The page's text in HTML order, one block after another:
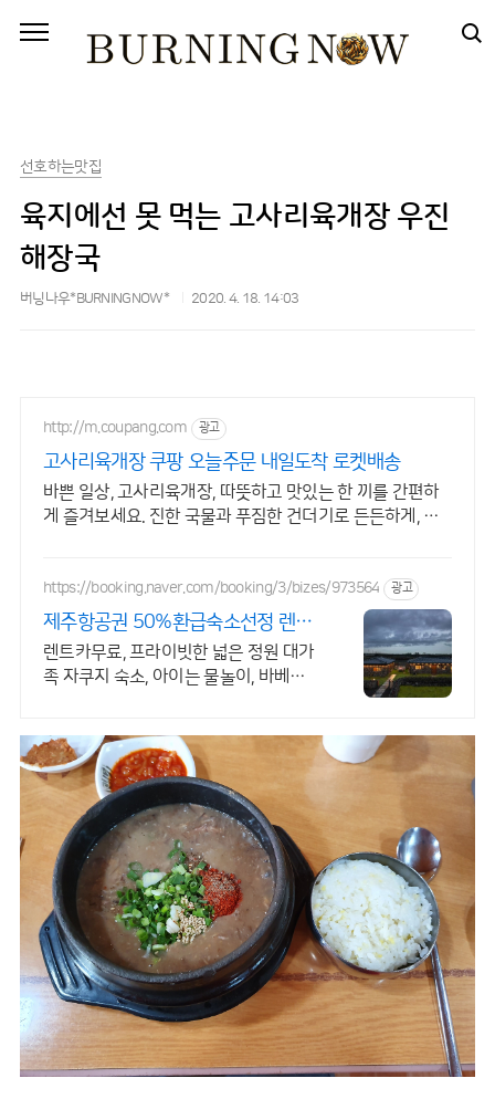
선호하는맛집
육지에선 못 먹는 고사리육개장 우진
해장국
버닝나우*BURNINGNOW* 2020. 4. 18. 14:03
http://m.coupang.com 광고
고사리육개장 쿠팡 오늘주문 내일도착 로켓배송
바쁜 일상, 고사리육개장, 따뜻하고 맛있는 한 끼를 간편하
게 즐겨보세요. 진한 국물과 푸짐한 건더기로 든든하게, 즉
https://booking.naver.com/booking/3/bizes/973564 광고
제주항공권 50%환급숙소선정 렌트
카 무료 이벤트중
렌트카무료, 프라이빗한 넓은 정원 대가
족 자쿠지 숙소, 아이는 물놀이, 바베큐